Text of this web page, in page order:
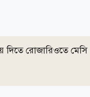
দিতে রোজারিওতে মেসি